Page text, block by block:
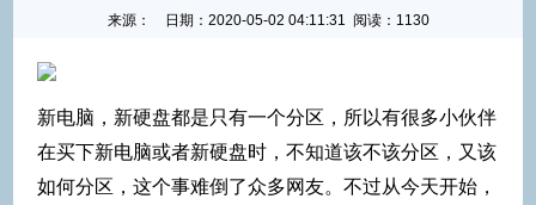
来源： 日期： 2020-05-02 04:11:31 阅读：1130
新电脑，新硬盘都是只有一个分区，所以有很多小伙伴
在买下新电脑或者新硬盘时，不知道该不该分区，又该
如何分区，这个事难倒了众多网友。不过从今天开始，